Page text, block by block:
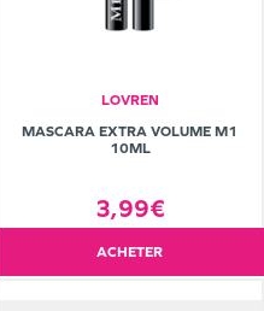
LOVREN
MASCARA EXTRA VOLUME M1
10ML
3,99€
ACHETER